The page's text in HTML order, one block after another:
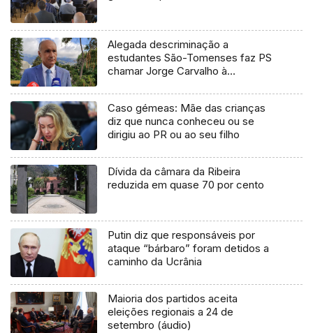
Alegada descriminação a
estudantes São-Tomenses faz PS
chamar Jorge Carvalho à
Caso gémeas: Mãe das crianças
diz que nunca conheceu ou se
dirigiu ao PR ou ao seu filho
Dívida da câmara da Ribeira
reduzida em quase 70 por cento
Putin diz que responsáveis por
ataque “bárbaro” foram detidos a
caminho da Ucrânia
Maioria dos partidos aceita
eleições regionais a 24 de
setembro (áudio)